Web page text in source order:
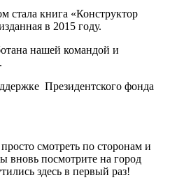
книга «Конструктор
в 2015 году.
нашей командой и
Президентского фонда
смотреть по сторонам и
вновь посмотрите на город
здесь в первый раз!